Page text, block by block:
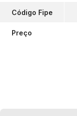
Código Fipe
Preço